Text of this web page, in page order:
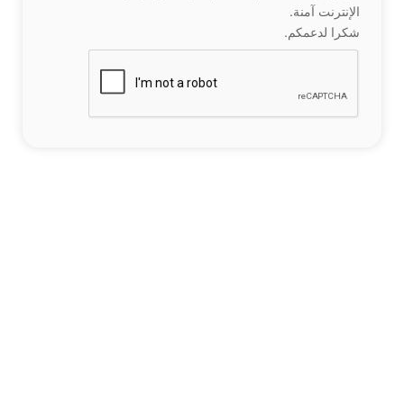
الإنترنت آمنة.
شكرا لدعمكم.